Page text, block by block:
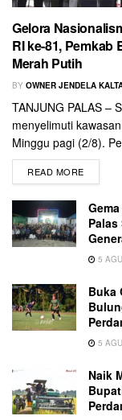
Gelora
RI ke-81,
Merah Putih
BY OWNER JENDELA
TANJUNG PALAS –
menyelimuti
Minggu pagi (2/8).
READ MORE
5
Buka
5
Naik